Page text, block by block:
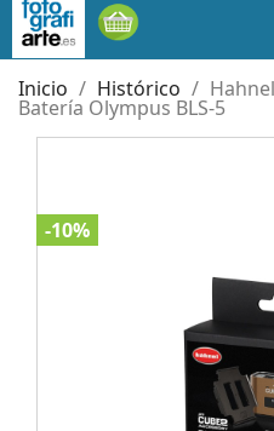
Inicio Histórico
Batería Olympus BLS-5
-10%